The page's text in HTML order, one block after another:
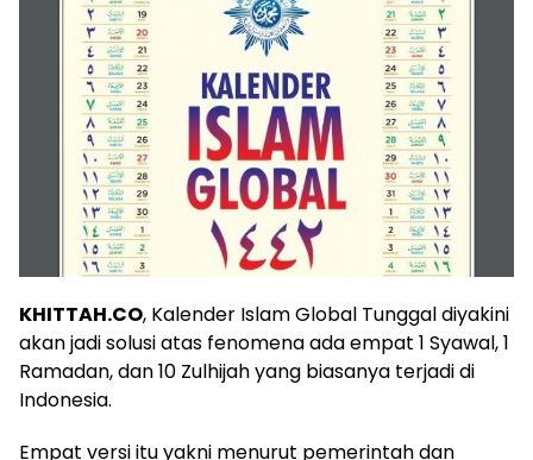
KHITTAH.CO, Kalender Islam Global Tunggal diyakini
akan jadi solusi atas fenomena ada empat 1 Syawal, 1
Ramadan, dan 10 Zulhijah yang biasanya terjadi di
Indonesia.
Empat versi itu yakni menurut pemerintah dan